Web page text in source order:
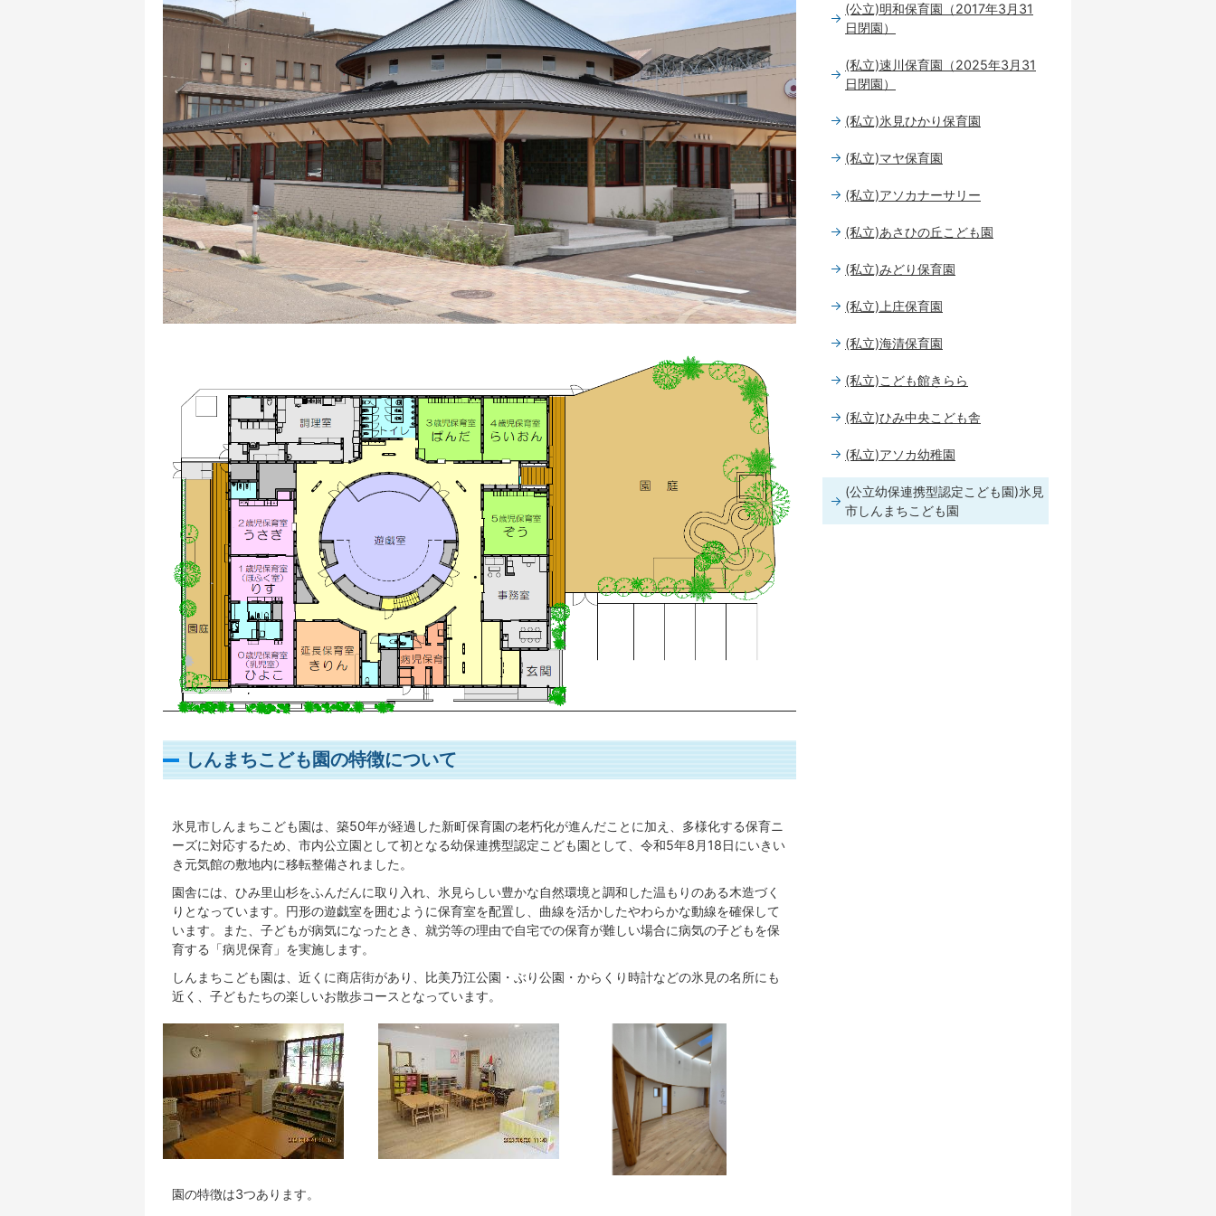
しんまちこども園の特徴について
氷見市しんまちこども園は、築50年が経過した新町保育園の老朽化が進んだことに加え、多様化する保育ニ
ーズに対応するため、市内公立園として初となる幼保連携型認定こども園として、令和5年8月18日にいきい
き元気館の敷地内に移転整備されました。
園舎には、ひみ里山杉をふんだんに取り入れ、氷見らしい豊かな自然環境と調和した温もりのある木造づく
りとなっています。円形の遊戯室を囲むように保育室を配置し、曲線を活かしたやわらかな動線を確保して
います。また、子どもが病気になったとき、就労等の理由で自宅での保育が難しい場合に病気の子どもを保
育する「病児保育」を実施します。
しんまちこども園は、近くに商店街があり、比美乃江公園・ぶり公園・からくり時計などの氷見の名所にも
近く、子どもたちの楽しいお散歩コースとなっています。
園の特徴は3つあります。
(公立)明和保育園（2017年3月31
日閉園）
(私立)速川保育園（2025年3月31
日閉園）
(私立)氷見ひかり保育園
(私立)マヤ保育園
(私立)アソカナーサリー
(私立)あさひの丘こども園
(私立)みどり保育園
(私立)上庄保育園
(私立)海清保育園
(私立)こども館きらら
(私立)ひみ中央こども舎
(私立)アソカ幼稚園
(公立幼保連携型認定こども園)氷見
市しんまちこども園